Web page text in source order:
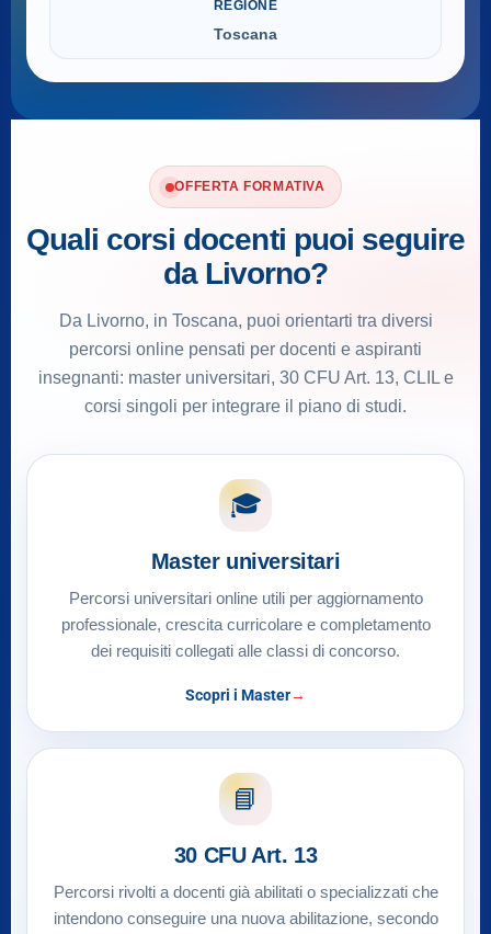
REGIONE
Toscana
OFFERTA FORMATIVA
Quali corsi docenti puoi seguire
da Livorno?
Da Livorno, in Toscana, puoi orientarti tra diversi
percorsi online pensati per docenti e aspiranti
insegnanti: master universitari, 30 CFU Art. 13, CLIL e
corsi singoli per integrare il piano di studi.
🎓
Master universitari
Percorsi universitari online utili per aggiornamento
professionale, crescita curricolare e completamento
dei requisiti collegati alle classi di concorso.
Scopri i Master
📘
30 CFU Art. 13
Percorsi rivolti a docenti già abilitati o specializzati che
intendono conseguire una nuova abilitazione, secondo